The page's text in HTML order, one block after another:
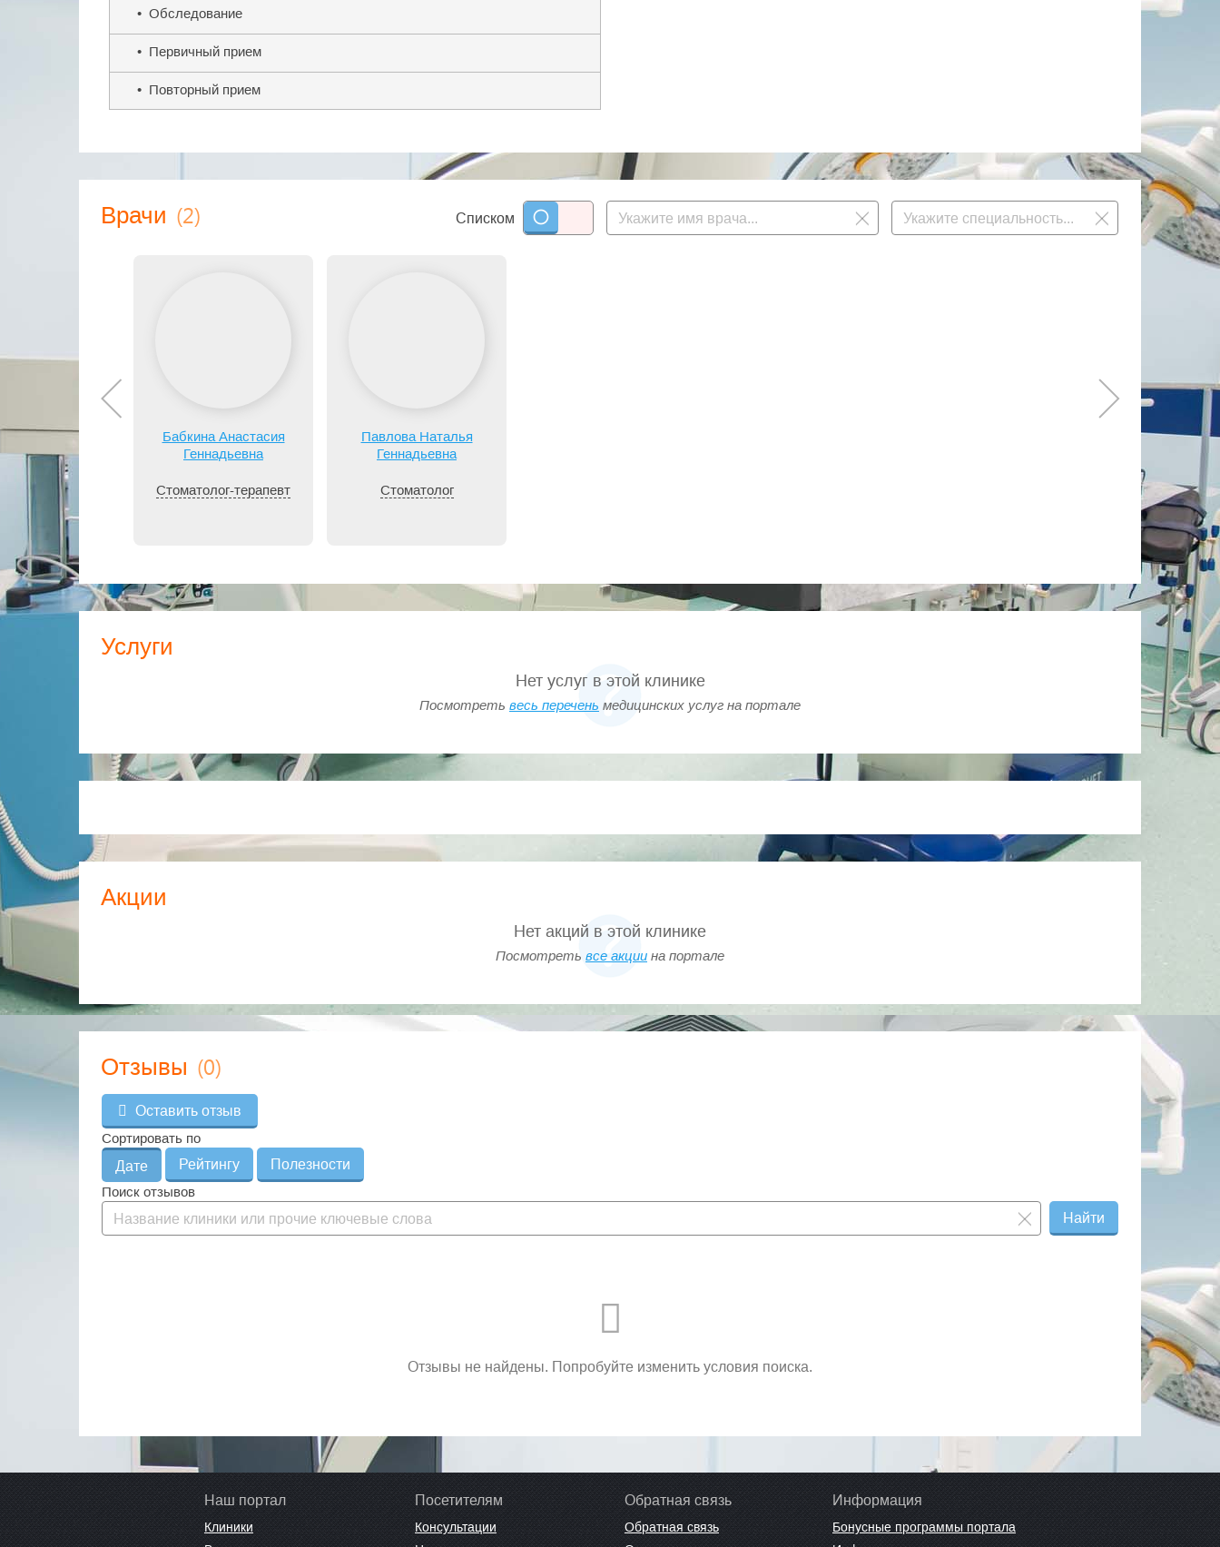
• Обследование
• Первичный прием
• Повторный прием
Врачи (2) Списком
Бабкина Анастасия
Геннадьевна
Стоматолог-терапевт
Павлова Наталья
Геннадьевна
Стоматолог
Услуги
Нет услуг в этой клинике
Посмотреть весь перечень медицинских услуг на портале
Акции
Нет акций в этой клинике
Посмотреть все акции на портале
Отзывы (0)
Оставить отзыв
Сортировать по
Дате
Рейтингу
Полезности
Поиск отзывов
Найти
Отзывы не найдены. Попробуйте изменить условия поиска.
Наш портал
Клиники
Посетителям
Консультации
Обратная связь
Обратная связь
Информация
Бонусные программы портала